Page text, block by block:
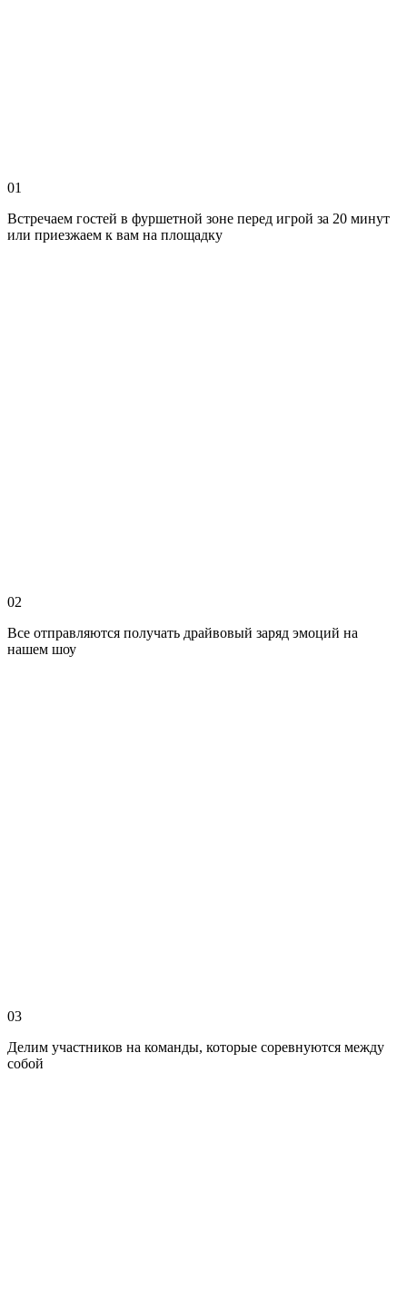
01
Встречаем гостей в фуршетной зоне перед игрой за 20 минут
или приезжаем к вам на площадку
02
Все отправляются получать драйвовый заряд эмоций на
нашем шоу
03
Делим участников на команды, которые соревнуются между
собой